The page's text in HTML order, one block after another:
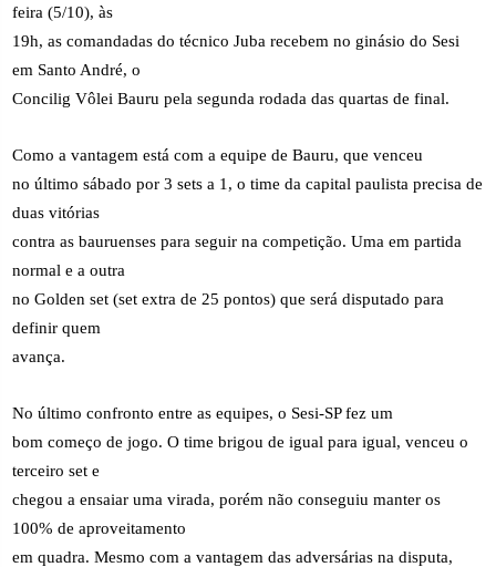
feira (5/10), às
19h, as comandadas do técnico Juba recebem no ginásio do Sesi
em Santo André, o
Concilig Vôlei Bauru pela segunda rodada das quartas de final.
Como a vantagem está com a equipe de Bauru, que venceu
no último sábado por 3 sets a 1, o time da capital paulista precisa de
duas vitórias
contra as bauruenses para seguir na competição. Uma em partida
normal e a outra
no Golden set (set extra de 25 pontos) que será disputado para
definir quem
avança.
No último confronto entre as equipes, o Sesi-SP fez um
bom começo de jogo. O time brigou de igual para igual, venceu o
terceiro set e
chegou a ensaiar uma virada, porém não conseguiu manter os
100% de aproveitamento
em quadra. Mesmo com a vantagem das adversárias na disputa,